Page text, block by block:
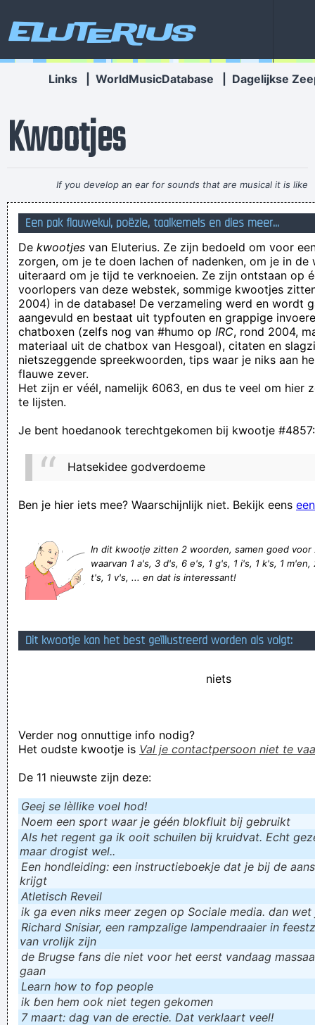
Eluterius
Links WorldMusicDatabase Dagelijkse
Kwootjes
If you develop an ear for sounds that are musical it is like
developing an ego. You begin to refuse sounds that are not
musical and that way cut yourself off from a good deal of
experience. ~ John Cage
Maar als bazenbeffer wil jij de achtergrond van dat
parasietendom natuurlijk buiten beeld houden?
Je zit me toch niet uit te lachen? - You sit me although not
out to laughing?
wie het kleine niet eert is vaak gefrusteerd
Vertrouw niet op de mooie woorden, velen hebben suiker in
de mond en vergif in het hart
vegeten dat ze in een vochtig kraakpand woonde. Bijgevolg
was mijn gitaar niet voldoende geacclimatiseerd en klonk ze
het paard over de kar tillen
day I escaped from your wretched womb!
En de kopbal van Samatta was van te dichtbij en Trossard van
te ver geshot dus brugge moest eigelijk 0-1 gewonne
Tijdens de coronaperiode hebben we zo vaak zonder volk in
Leningen voor lenige leerlingen
let's do damnation
Verknoei je tijd op een nuttige manier!
Geej se lèllike voel hod!
Een pak flauwekul, poëzie, taalkemels en dies meer...
De kwootjes van Eluterius. Ze zijn bedoeld om voor
zorgen, om je te doen lachen of nadenken, om je in de
uiteraard om je tijd te verknoeien. Ze zijn ontstaan op
voorlopers van deze webstek, sommige kwootjes
2004) in de database! De verzameling werd en wordt
aangevuld en bestaat uit typfouten en grappige
chatboxen (zelfs nog van #humo op IRC, rond 2004,
materiaal uit de chatbox van Hesgoal), citaten en
nietszeggende spreekwoorden, tips waar je niks aan
flauwe zever.
Het zijn er véél, namelijk 6063, en dus te veel om hier
te lijsten.
Je bent hoedanook terechtgekomen bij kwootje #4857:
Hatsekidee godverdoeme
Ben je hier iets mee? Waarschijnlijk niet. Bekijk eens
In dit kwootje zitten 2 woorden, samen goed
waarvan 1 a's, 3 d's, 6 e's, 1 g's, 1 i's, 1 k's, 1
t's, 1 v's, ... en dat is interessant!
Dit kwootje kan het best geïllustreerd worden als volgt:
niets
Verder nog onnuttige info nodig?
Het oudste kwootje is Val je contactpersoon niet te
De 11 nieuwste zijn deze:
Geej se lèllike voel hod!
Noem een sport waar je géén blokfluit bij gebruikt
Als het regent ga ik ooit schuilen bij kruidvat. Echt
maar drogist wel..
Een hondleiding: een instructieboekje dat je bij de
krijgt
Atletisch Reveil
ik ga even niks meer zegen op Sociale media. dan
Richard Snisiar, een rampzalige lampendraaier in
van vrolijk zijn
de Brugse fans die niet voor het eerst vandaag
gaan
Learn how to fop people
ik ɓen hem ook niet tegen gekomen
7 maart: dag van de erectie. Dat verklaart veel!